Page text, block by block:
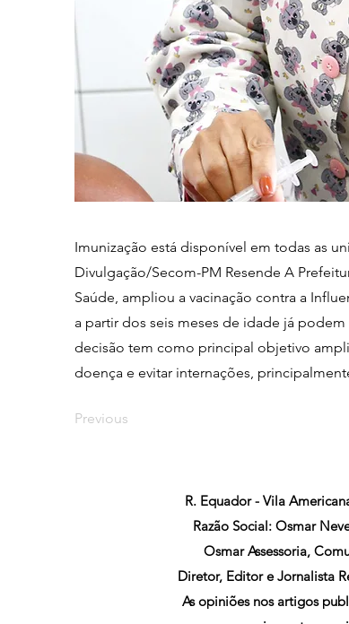
Imunização está disponível em todas as
Divulgação/Secom-PM Resende A
Saúde, ampliou a vacinação contra a
a partir dos seis meses de idade já
decisão tem como principal objetivo
doença e evitar internações,
Previous
R. Equador - Vila
Razão Social: Osmar
Osmar Assessoria,
Diretor, Editor e Jornalista
As opiniões nos artigos